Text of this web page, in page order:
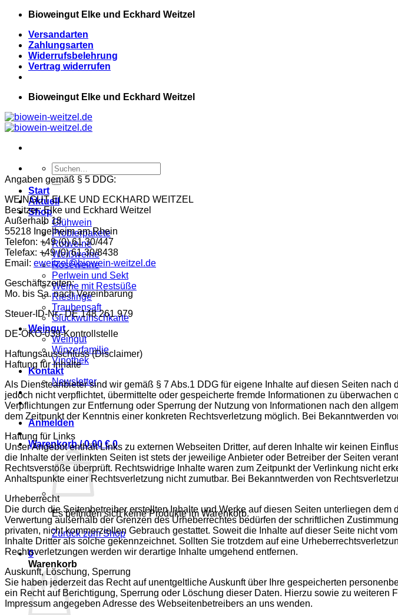
Zum
springen
Bioweingut Elke und Eckhard Weitzel
Versandarten
Zahlungsarten
Widerrufsbelehrung
Vertrag widerrufen
Bioweingut Elke und Eckhard Weitzel
Suchen
nach:
Start
Aktuell
Shop
Glühwein
Probierpakete
Rotweine
Weißweine
Roséweine
Perlwein und Sekt
Weine mit Restsüße
Rieslinge
Traubensaft
Glückwunschkarte
Weingut
Weingut
Winzerfamilie
Vinothek
Kontakt
Newsletter
Anmelden
Warenkorb /0,00 € 0
Es befinden sich keine Produkte im Warenkorb.
Zurück zum Shop
0
Warenkorb
Angaben gemäß § 5 DDG:
WEINGUT ELKE UND ECKHARD WEITZEL
Besitzer: Elke und Eckhard Weitzel
Außerhalb 18
55218 Ingelheim am Rhein
Telefon: +49 (0) 61 30/447
Telefax: +49 (0) 61 30/8438
Email: eweitzel@biowein-weitzel.de
Geschäftszeiten:
Mo. bis Sa. nach Vereinbarung
Steuer-ID-Nr.- DE 148 261 979
DE-ÖKO-039-Kontrollstelle
Haftungsausschluss (Disclaimer)
Haftung für Inhalte
Als Diensteanbieter sind wir gemäß § 7 Abs.1 DDG für eigene Inhalte auf diesen Seiten
jedoch nicht verpflichtet, übermittelte oder gespeicherte fremde Informationen zu
Verpflichtungen zur Entfernung oder Sperrung der Nutzung von Informationen nach den
dem Zeitpunkt der Kenntnis einer konkreten Rechtsverletzung möglich. Bei Bekanntwerden
Haftung für Links
Unser Angebot enthält Links zu externen Webseiten Dritter, auf deren Inhalte wir keinen
die Inhalte der verlinkten Seiten ist stets der jeweilige Anbieter oder Betreiber der Seiten
Rechtsverstöße überprüft. Rechtswidrige Inhalte waren zum Zeitpunkt der Verlinkung nicht
Anhaltspunkte einer Rechtsverletzung nicht zumutbar. Bei Bekanntwerden von
Urheberrecht
Die durch die Seitenbetreiber erstellten Inhalte und Werke auf diesen Seiten unterliegen
Verwertung außerhalb der Grenzen des Urheberrechtes bedürfen der schriftlichen
privaten, nicht kommerziellen Gebrauch gestattet. Soweit die Inhalte auf dieser Seite nicht
Inhalte Dritter als solche gekennzeichnet. Sollten Sie trotzdem auf eine
Rechtsverletzungen werden wir derartige Inhalte umgehend entfernen.
Auskunft, Löschung, Sperrung
Sie haben jederzeit das Recht auf unentgeltliche Auskunft über Ihre gespeicherten
ein Recht auf Berichtigung, Sperrung oder Löschung dieser Daten. Hierzu sowie zu
Impressum angegeben Adresse des Webseitenbetreibers an uns wenden.